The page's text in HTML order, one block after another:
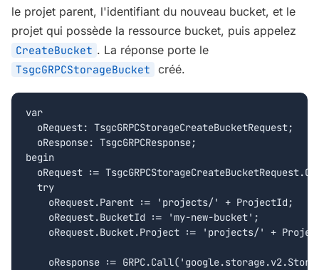
le projet parent, l'identifiant du nouveau bucket, et le
projet qui possède la ressource bucket, puis appelez
CreateBucket . La réponse porte le
TsgcGRPCStorageBucket créé.
var
  oRequest: TsgcGRPCStorageCreateBucketRequest;
  oResponse: TsgcGRPCResponse;
begin
oRequest :=
  try
    oRequest.Parent := 'projects/' + ProjectId;
    oRequest.BucketId := 'my-new-bucket';
oRequest.Bucket.Project := 'projects/' +
oResponse :=